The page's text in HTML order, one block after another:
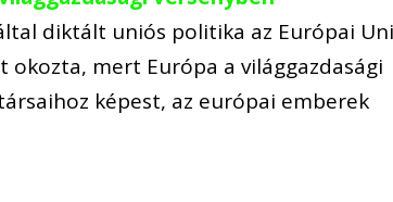
diktált uniós politika az Európai
mert Európa a világgazdasági
képest, az európai emberek